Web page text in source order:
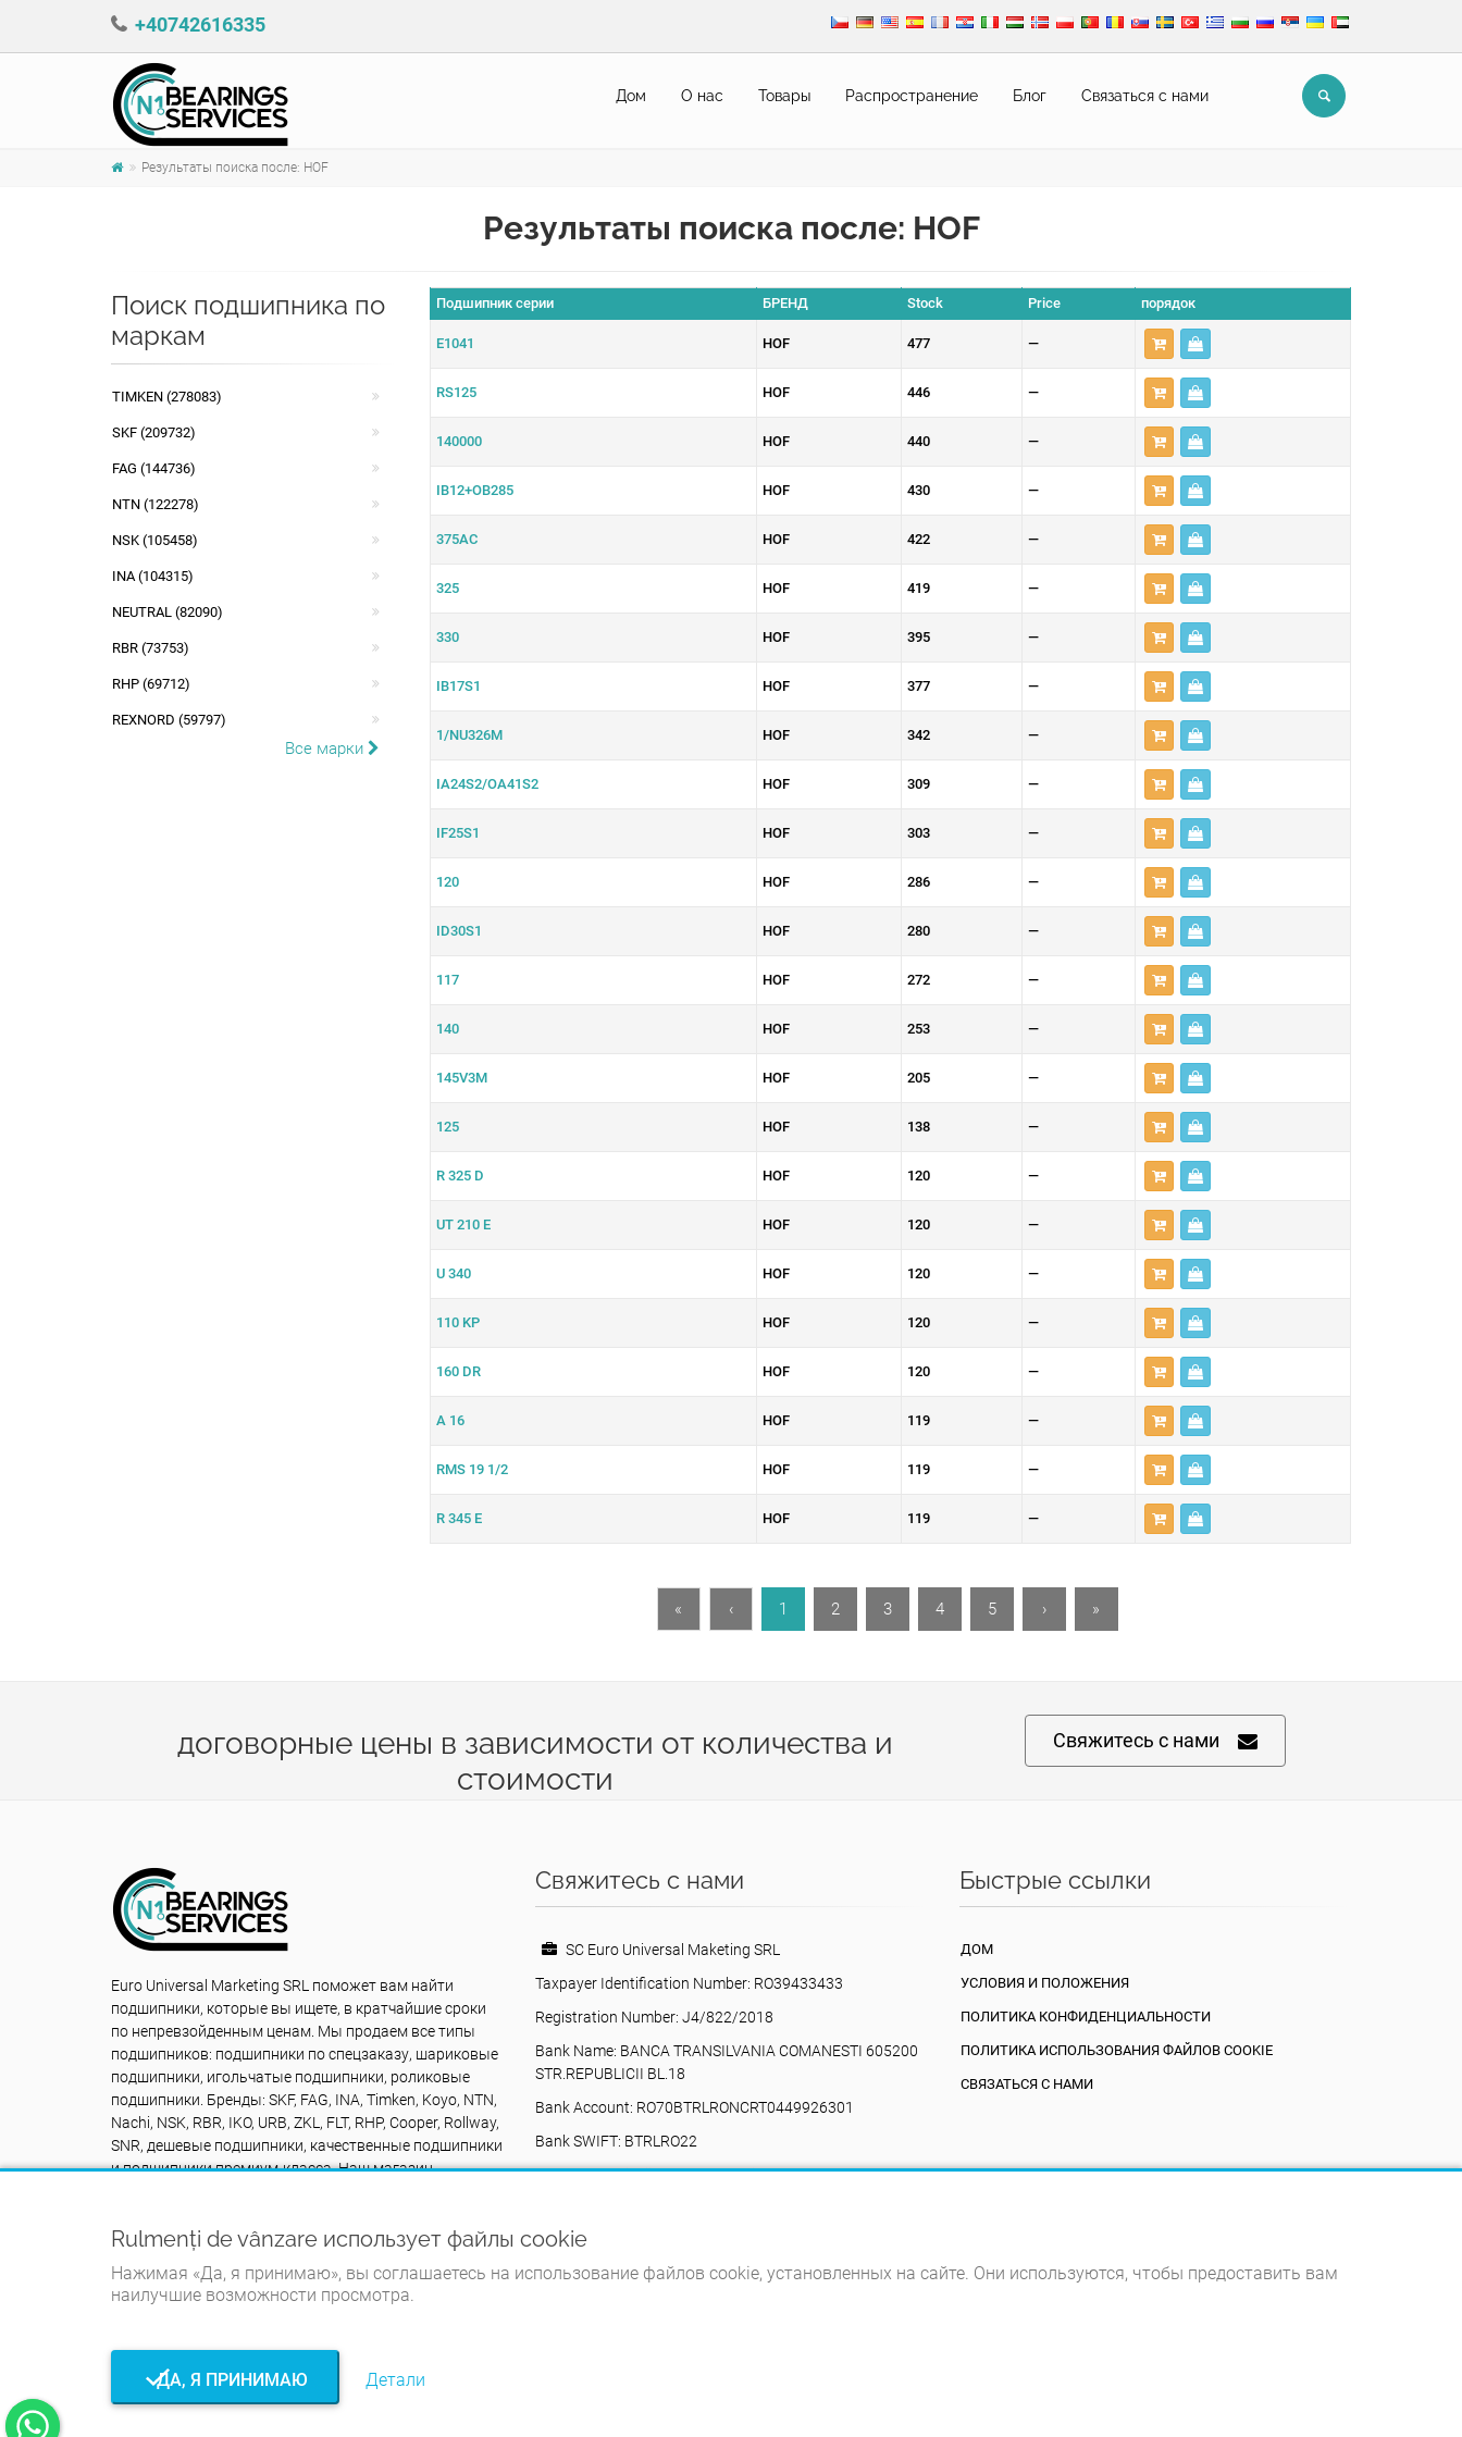
+40742616335
Дом О нас Товары Pаспространение Блог Связаться с нами
Результаты поиска после: HOF
Результаты поиска после: HOF
Подшипник серии БРЕНД Stock Price порядок
E1041 HOF 477 —
RS125 HOF 446 —
140000 HOF 440 —
IB12+OB285 HOF 430 —
375AC HOF 422 —
325 HOF 419 —
330 HOF 395 —
IB17S1 HOF 377 —
1/NU326M HOF 342 —
IA24S2/OA41S2 HOF 309 —
IF25S1 HOF 303 —
120 HOF 286 —
ID30S1 HOF 280 —
117 HOF 272 —
140 HOF 253 —
145V3M HOF 205 —
125 HOF 138 —
R 325 D HOF 120 —
UT 210 E HOF 120 —
U 340 HOF 120 —
110 KP HOF 120 —
160 DR HOF 120 —
A 16 HOF 119 —
RMS 19 1/2 HOF 119 —
R 345 E HOF 119 —
« ‹ 1 2 3 4 5 › »
Поиск подшипникa по
маркам
TIMKEN (278083)
SKF (209732)
FAG (144736)
NTN (122278)
NSK (105458)
INA (104315)
NEUTRAL (82090)
RBR (73753)
RHP (69712)
REXNORD (59797)
Все марки
договорные цены в зависимости от количества и
стоимости
Свяжитесь с нами
Euro Universal Marketing SRL поможет вам найти
подшипники, которые вы ищете, в кратчайшие сроки
по непревзойденным ценам. Мы продаем все типы
подшипников: подшипники по спецзаказу, шариковые
подшипники, игольчатые подшипники, роликовые
подшипники. Бренды: SKF, FAG, INA, Timken, Koyo, NTN,
Nachi, NSK, RBR, IKO, URB, ZKL, FLT, RHP, Cooper, Rollway,
SNR, дешевые подшипники, качественные подшипники
и подшипники премиум-класса. Наш магазин
Свяжитесь с нами
SC Euro Universal Maketing SRL
Taxpayer Identification Number: RO39433433
Registration Number: J4/822/2018
Bank Name: BANCA TRANSILVANIA COMANESTI 605200
STR.REPUBLICII BL.18
Bank Account: RO70BTRLRONCRT0449926301
Bank SWIFT: BTRLRO22
Valea Poienii, 17, Comănești, 605200, Bacău,
+40742616335
eurouniversalmarketing@gmail.com
Быстрые ссылки
ДОМ
УСЛОВИЯ И ПОЛОЖЕНИЯ
ПОЛИТИКА КОНФИДЕНЦИАЛЬНОСТИ
ПОЛИТИКА ИСПОЛЬЗОВАНИЯ ФАЙЛОВ COOKIE
СВЯЗАТЬСЯ С НАМИ
Rulmenți de vânzare использует файлы cookie
Нажимая «Да, я принимаю», вы соглашаетесь на использование файлов cookie, установленных на сайте. Они используются, чтобы предоставить вам
наилучшие возможности просмотра.
ДА, Я ПРИНИМАЮ Детали